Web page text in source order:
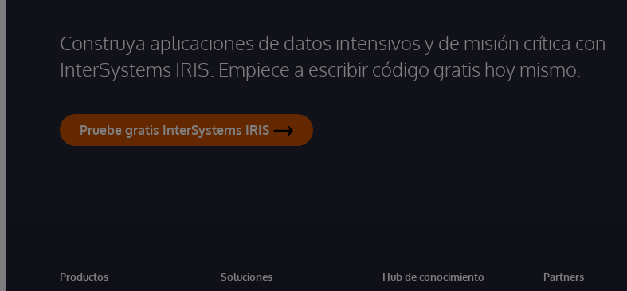
Construya aplicaciones de datos intensivos y de misión crítica con
InterSystems IRIS. Empiece a escribir código gratis hoy mismo.
Pruebe gratis InterSystems IRIS
Productos Soluciones Hub de conocimiento Partners